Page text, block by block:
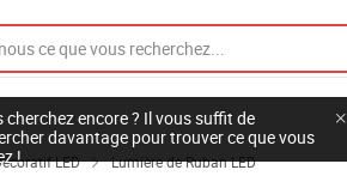
cherchez encore ? Il vous suffit de
davantage pour trouver ce que vous
!
LED  Lumière de Ruban LED